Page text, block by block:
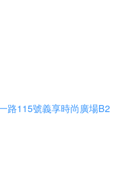
路115號義享時尚廣場B2